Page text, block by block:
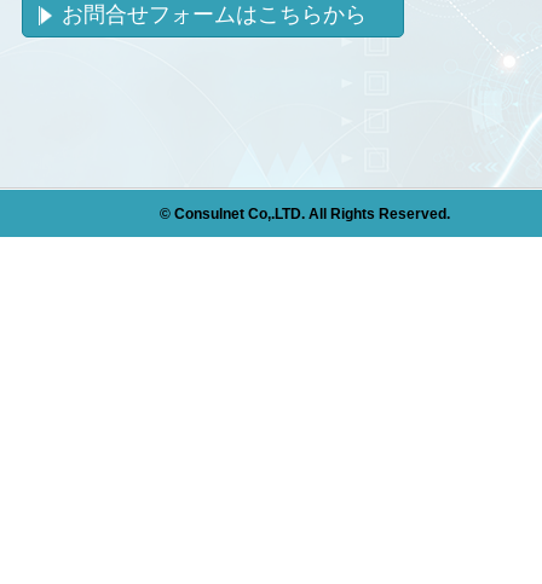
お問合せフォームはこちらから
© Consulnet Co,.LTD. All Rights Reserved.